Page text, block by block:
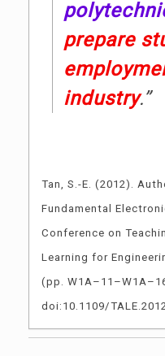
prepare
industry.”
Tan, S.-E. (2012).
Fundamental
Conference on
Learning for
(pp.
doi:10.1109/